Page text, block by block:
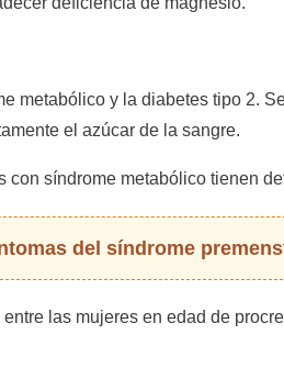
metabólico y la diabetes tipo 2.
el azúcar de la sangre.
con síndrome metabólico tienen
del síndrome
las mujeres en edad de